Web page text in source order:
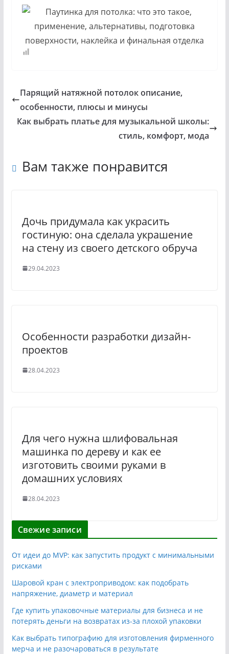
Парящий натяжной потолок описание,
особенности, плюсы и минусы
Как выбрать платье для музыкальной школы:
стиль, комфорт, мода
Вам также понравится
Дочь придумала как украсить
гостиную: она сделала украшение
на стену из своего детского обруча
29.04.2023
Особенности разработки дизайн-
проектов
28.04.2023
Для чего нужна шлифовальная
машинка по дереву и как ее
изготовить своими руками в
домашних условиях
28.04.2023
Свежие записи
От идеи до MVP: как запустить продукт с минимальными
рисками
Шаровой кран с электроприводом: как подобрать
напряжение, диаметр и материал
Где купить упаковочные материалы для бизнеса и не
потерять деньги на возвратах из-за плохой упаковки
Как выбрать типографию для изготовления фирменного
мерча и не разочароваться в результате